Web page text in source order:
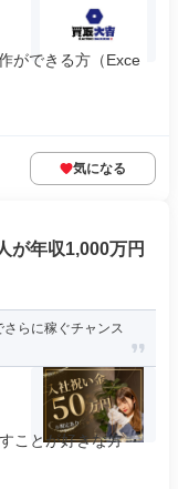
ができる方（Exce
気になる
が年収1,000万円
らに稼ぐチャンス
ことが好きな方 ・